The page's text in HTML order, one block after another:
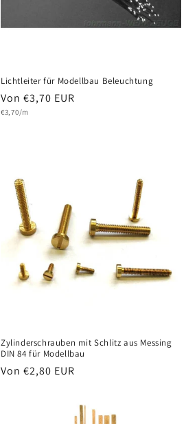
Lichtleiter für Modellbau Beleuchtung
Normaler
Preis
Von €3,70 EUR
Grundpreis
€3,70/m
Zylinderschrauben mit Schlitz aus Messing
DIN 84 für Modellbau
Normaler
Von €2,80 EUR